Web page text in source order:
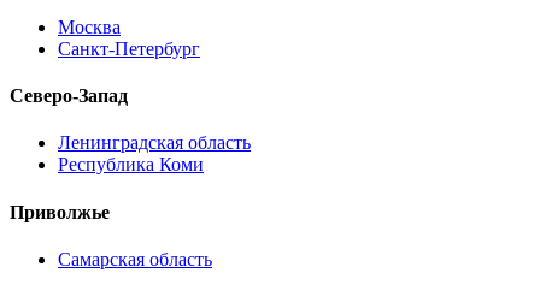
Москва
Санкт-Петербург
Северо-Запад
Ленинградская область
Республика Коми
Приволжье
Самарская область